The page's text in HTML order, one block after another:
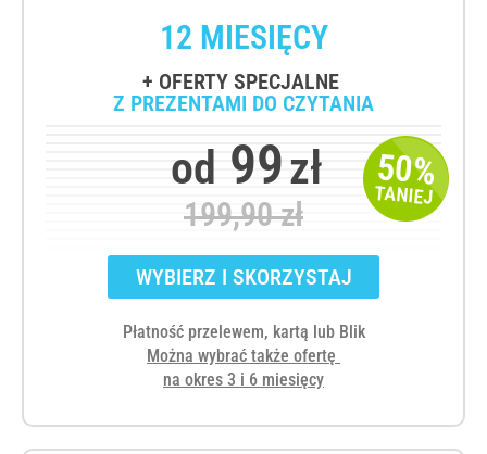
50%
TANIEJ
12 MIESIĘCY
+ OFERTY SPECJALNE
Z PREZENTAMI DO CZYTANIA
od 99zł
199,90 zł
WYBIERZ I SKORZYSTAJ
Płatność przelewem, kartą lub Blik
Można wybrać także ofertę
na okres 3 i 6 miesięcy